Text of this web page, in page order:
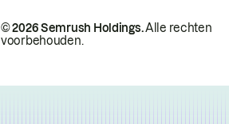
© 2026 Semrush Holdings.Alle rechten
voorbehouden.